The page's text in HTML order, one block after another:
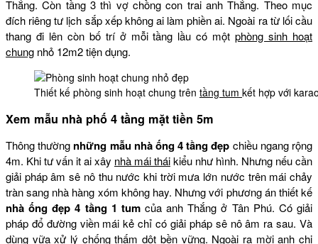
Thắng. Còn tầng 3 thì vợ chồng con trai anh Thắng. Theo mục
đích riêng tư lịch sắp xếp không ai làm phiền ai. Ngoài ra từ lối cầu
thang đi lên còn bố trí ở mỗi tầng lầu có mộtphòng sinh hoạt
chung nhỏ 12m2 tiện dụng.
Thiết kế phòng sinh hoạt chung trên tầng tum kết hợp với
Xem mẫu nhà phố 4 tầng mặt tiền 5m
Thông thường những mẫu nhà ống 4 tầng đẹp chiều ngang rộng
4m. Khi tư vấn it ai xây nhà mái tháikiểu như hình. Nhưng nếu cần
giải pháp âm sê nô thu nước khi trời mưa lớn nước trên mái chảy
tràn sang nhà hàng xóm không hay. Nhưng với phương án thiết kế
nhà ống đẹp 4 tầng 1 tumcủa anh Thắng ở Tân Phú. Có giải
pháp đổ đường viền mái kẻ chỉ có giải pháp sê nô âm ra sau. Và
dùng vữa xử lý chống thấm dột bền vững. Ngoài ra mời anh chị